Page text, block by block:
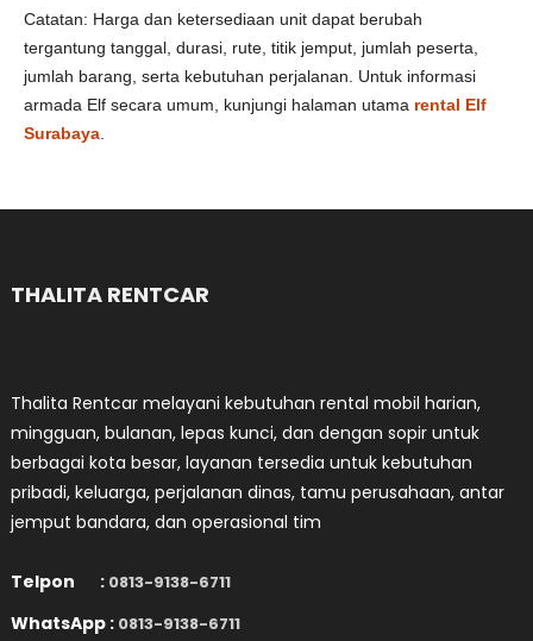
Catatan: Harga dan ketersediaan unit dapat berubah
tergantung tanggal, durasi, rute, titik jemput, jumlah peserta,
jumlah barang, serta kebutuhan perjalanan. Untuk informasi
armada Elf secara umum, kunjungi halaman utama rental Elf
Surabaya
THALITA RENTCAR
Thalita Rentcar melayani kebutuhan rental mobil harian,
mingguan, bulanan, lepas kunci, dan dengan sopir untuk
berbagai kota besar, layanan tersedia untuk kebutuhan
pribadi, keluarga, perjalanan dinas, tamu perusahaan, antar
jemput bandara, dan operasional tim
Telpon : 0813-9138-6711
WhatsApp : 0813-9138-6711